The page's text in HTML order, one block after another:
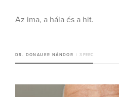
Az ima, a hála és a hit.
DR. DONAUER NÁNDOR 3 PERC